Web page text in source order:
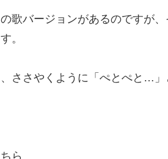
歌バージョンがあるのですが
。
ささやくように「ぺとぺと…」
ら